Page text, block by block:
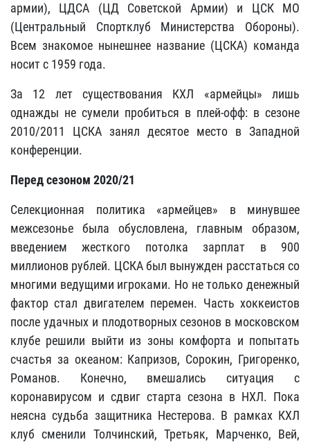
армии), ЦДСА (ЦД Советской Армии) и ЦСК МО
(Центральный Спортклуб Министерства Обороны).
Всем знакомое нынешнее название (ЦСКА) команда
носит с 1959 года.
За 12 лет существования КХЛ «армейцы» лишь
однажды не сумели пробиться в плей-офф: в сезоне
2010/2011 ЦСКА занял десятое место в Западной
конференции.
Перед сезоном 2020/21
Селекционная политика «армейцев» в минувшее
межсезонье была обусловлена, главным образом,
введением жесткого потолка зарплат в 900
миллионов рублей. ЦСКА был вынужден расстаться со
многими ведущими игроками. Но не только денежный
фактор стал двигателем перемен. Часть хоккеистов
после удачных и плодотворных сезонов в московском
клубе решили выйти из зоны комфорта и попытать
счастья за океаном: Капризов, Сорокин, Григоренко,
Романов. Конечно, вмешались ситуация с
коронавирусом и сдвиг старта сезона в НХЛ. Пока
неясна судьба защитника Нестерова. В рамках КХЛ
клуб сменили Толчинский, Третьяк, Марченко, Вей,